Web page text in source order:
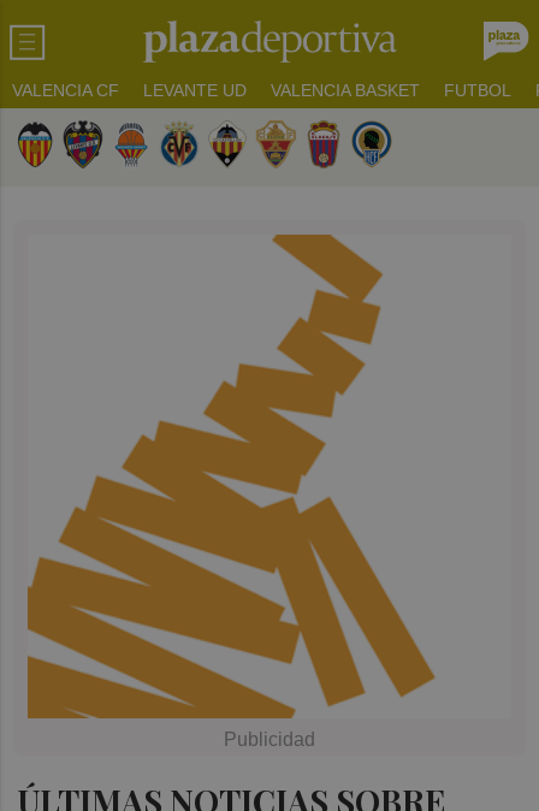
VALENCIA CF LEVANTE UD VALENCIA BASKET FUTBOL
ÚLTIMAS NOTICIAS SOBRE